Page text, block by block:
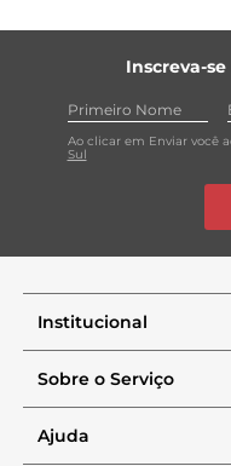
Inscreva-
Ao clicar em Enviar você
Sul
Institucional
Sobre o Serviço
Ajuda